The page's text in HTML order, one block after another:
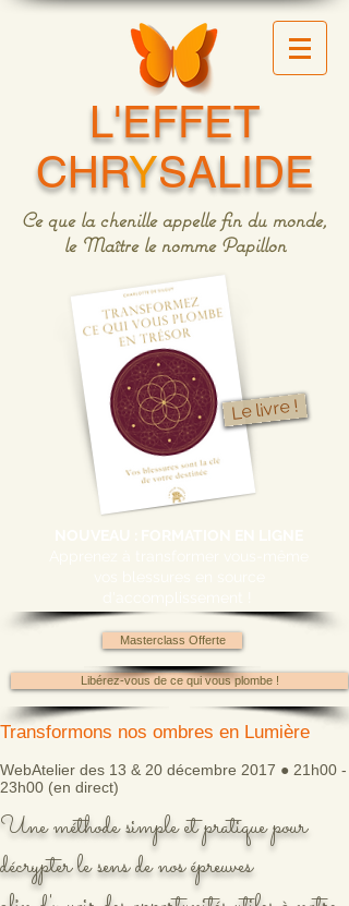
L'EFFET
CHRYSALIDE
Ce que la chenille appelle fin du monde,
le Maître le nomme Papillon
Le livre !
Masterclass Offerte
Libérez-vous de ce qui vous plombe !
Transformons nos ombres en Lumière
WebAtelier des 13 & 20 décembre 2017 ● 21h00 -
23h00 (en direct)
Une méthode simple et pratique pour
décrypter le sens de nos épreuves